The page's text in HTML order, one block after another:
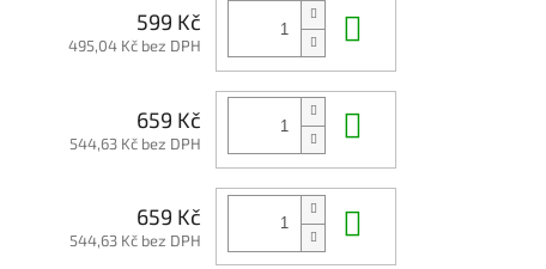
599 Kč
495,04 Kč bez DPH
659 Kč
544,63 Kč bez DPH
659 Kč
544,63 Kč bez DPH